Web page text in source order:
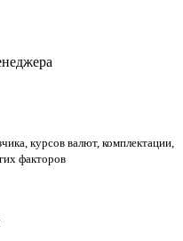
курсов валют, комплектации,
факторов